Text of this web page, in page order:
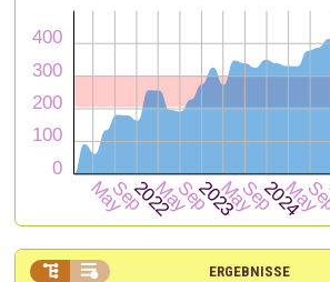
ERGEBNISSE
 